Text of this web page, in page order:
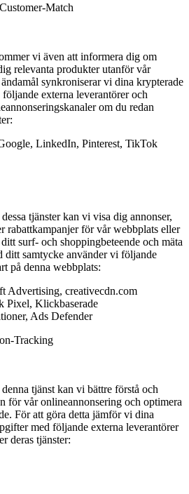
Match
vi även att informera dig om
relevanta produkter utanför vår
synkroniserar vi dina krypterade
externa leverantörer och
om du redan
LinkedIn, Pinterest, TikTok
tjänster kan vi visa dig annonser,
rabattkampanjer för vår webbplats eller
surf- och shoppingbeteende och mäta
ditt samtycke använder vi följande
på denna webbplats:
Advertising, creativecdn.com
Pixel, Klickbaserade
Ads Defender
Tracking
tjänst kan vi bättre förstå och
för vår onlineannonsering och optimera
För att göra detta jämför vi dina
med följande externa leverantörer
deras tjänster: